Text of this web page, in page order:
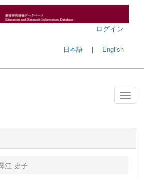
ログイン
日本語 ｜ English
江 史子